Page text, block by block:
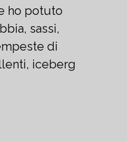
ho potuto
sassi,
di
iceberg